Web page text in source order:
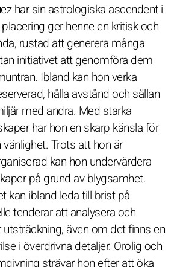
har sin astrologiska ascendent i
ger henne en kritisk och
rustad att generera många
initiativet att genomföra dem
Ibland kan hon verka
hålla avstånd och sällan
med andra. Med starka
har hon en skarp känsla för
Trots att hon är
kan hon undervärdera
på grund av blygsamhet.
kan ibland leda till brist på
tenderar att analysera och
även om det finns en
i överdrivna detaljer. Orolig och
strävar hon efter att öka